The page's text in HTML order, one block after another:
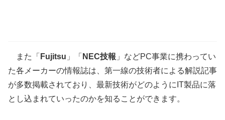
また「 Fujitsu 」「 NEC技報 」などPC事業に携わってい
た各メーカーの情報誌は、第一線の技術者による解説記事
が多数掲載されており、最新技術がどのようにIT製品に落
とし込まれていったのかを知ることができます。